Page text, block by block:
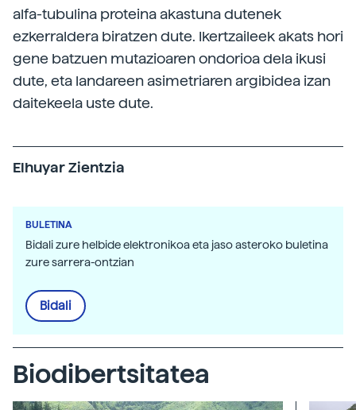
alfa-tubulina proteina akastuna dutenek
ezkerraldera biratzen dute. Ikertzaileek akats hori
gene batzuen mutazioaren ondorioa dela ikusi
dute, eta landareen asimetriaren argibidea izan
daitekeela uste dute.
Elhuyar Zientzia
BULETINA
Bidali zure helbide elektronikoa eta jaso asteroko buletina
zure sarrera-ontzian
Bidali
Biodibertsitatea